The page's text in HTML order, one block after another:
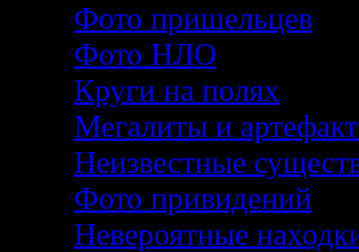
Фото пришельцев
Фото НЛО
Круги на полях
Мегалиты и
Неизвестные
Фото привидений
Невероятные